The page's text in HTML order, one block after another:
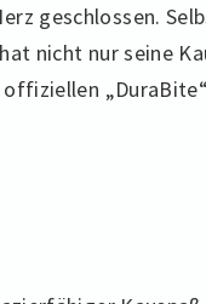
geschlossen.
nicht nur seine